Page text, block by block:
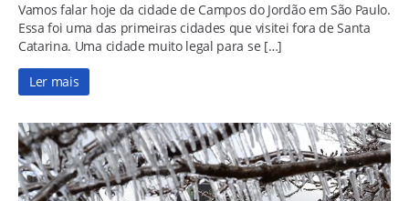
Vamos falar hoje da cidade de Campos do Jordão em São Paulo.
Essa foi uma das primeiras cidades que visitei fora de Santa
Catarina. Uma cidade muito legal para se […]
Ler mais